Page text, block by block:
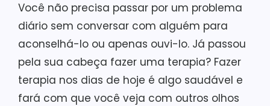
Você não precisa passar por um problema
diário sem conversar com alguém para
aconselhá-lo ou apenas ouvi-lo. Já passou
pela sua cabeça fazer uma terapia? Fazer
terapia nos dias de hoje é algo saudável e
fará com que você veja com outros olhos